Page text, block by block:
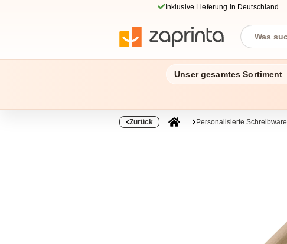
Inklusive Lieferung in Deutschland
Unser gesamtes Sortiment
Zurück Personalisierte Schreibware